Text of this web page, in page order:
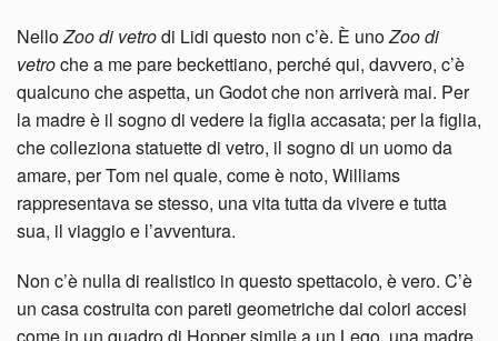
NelloZoo di vetrodi Lidi questo non c’è. È unoZoo di
vetroche a me pare beckettiano, perché qui, davvero, c’è
qualcuno che aspetta, un Godot che non arriverà mai. Per
la madre è il sogno di vedere la figlia accasata; per la figlia,
che colleziona statuette di vetro, il sogno di un uomo da
amare, per Tom nel quale, come è noto, Williams
rappresentava se stesso, una vita tutta da vivere e tutta
sua, il viaggio e l’avventura.
Non c’è nulla di realistico in questo spettacolo, è vero. C’è
un casa costruita con pareti geometriche dai colori accesi